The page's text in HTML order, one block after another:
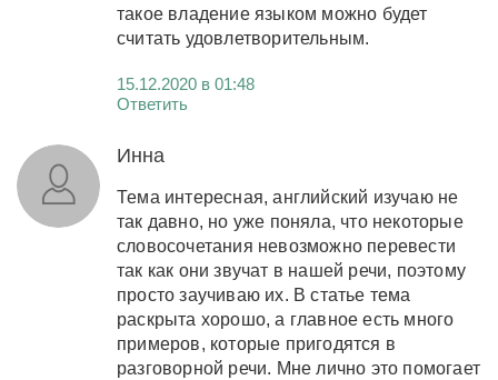
такое владение языком можно будет
считать удовлетворительным.
15.12.2020 в 01:48
Ответить
Инна
Тема интересная, английский изучаю не
так давно, но уже поняла, что некоторые
словосочетания невозможно перевести
так как они звучат в нашей речи, поэтому
просто заучиваю их. В статье тема
раскрыта хорошо, а главное есть много
примеров, которые пригодятся в
разговорной речи. Мне лично это помогает